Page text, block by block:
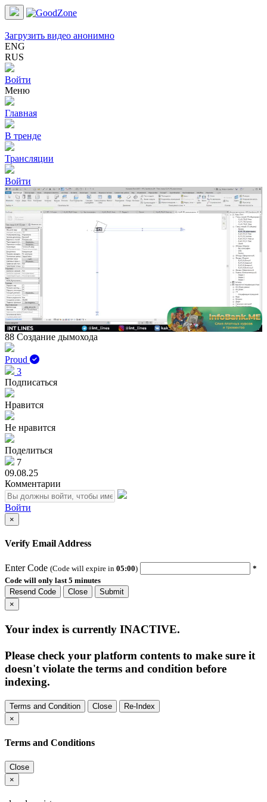
Загрузить видео анонимно
ENG
RUS
Войти
Меню
Главная
В тренде
Трансляции
Войти
Play
88 Создание дымохода
Proud
3
Подписаться
Нравится
Не нравится
Поделиться
7
09.08.25
Комментарии
Войти
×
Verify Email Address
Enter Code (Code will expire in 05:00)
*
Code will only last 5 minutes
Resend Code
Close
Submit
×
Your index is currently INACTIVE.
Please check your platform contents to make sure it
doesn't violate the terms and condition before
indexing.
Terms and Condition Close
Re-Index
×
Terms and Conditions
Close
×